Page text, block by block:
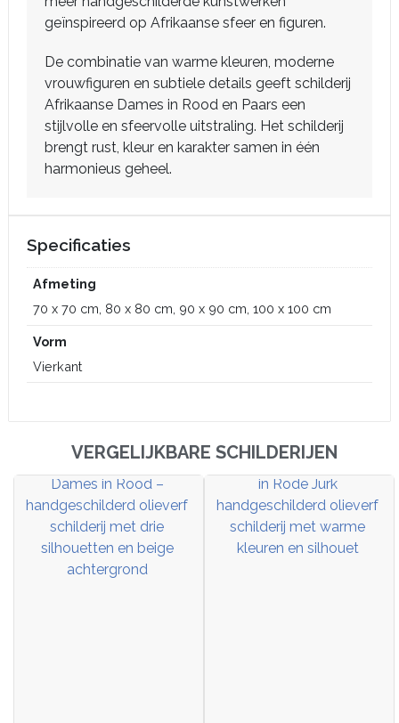
geïnspireerd op Afrikaanse sfeer en figuren.
De combinatie van warme kleuren, moderne
vrouwfiguren en subtiele details geeft schilderij
Afrikaanse Dames in Rood en Paars een
stijlvolle en sfeervolle uitstraling. Het schilderij
brengt rust, kleur en karakter samen in één
harmonieus geheel.
Specificaties
Afmeting
70 x 70 cm, 80 x 80 cm, 90 x 90 cm, 100 x 100 cm
Vorm
Vierkant
VERGELIJKBARE SCHILDERIJEN